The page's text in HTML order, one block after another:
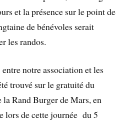
et la présence sur le point de
de bénévoles serait
les randos.
notre association et les
trouvé sur le gratuité du
Rand Burger de Mars, en
lors de cette journée du 5